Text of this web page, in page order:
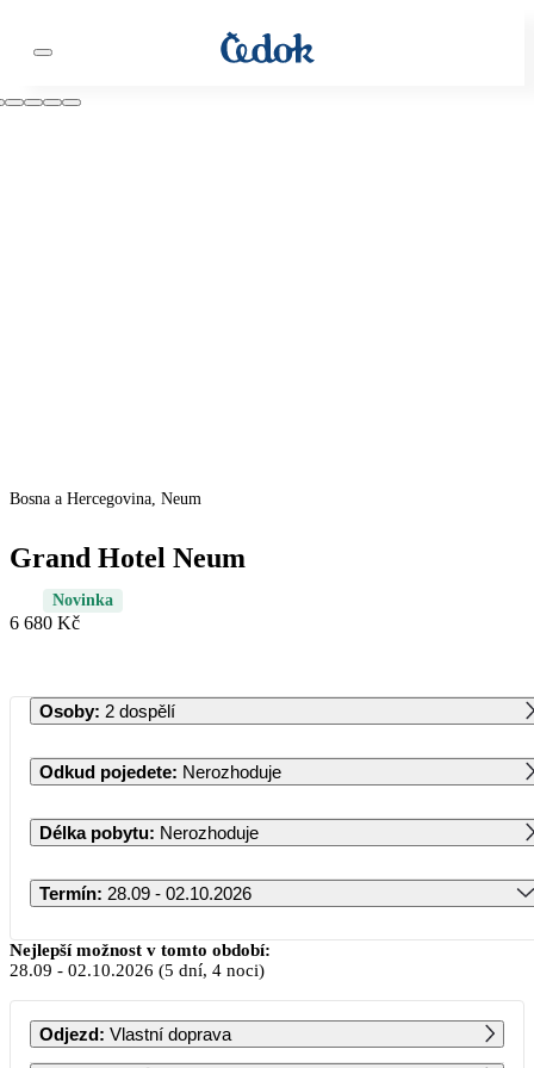
Bosna a Hercegovina, Neum
Grand Hotel Neum
Novinka
6 680 Kč
Osoby: 2 dospělí
Odkud pojedete: Nerozhoduje
Délka pobytu: Nerozhoduje
Termín: 28.09 - 02.10.2026
Září 2026
PO ÚT ST ČT PÁ SO NE
Nejlepší možnost v tomto období:
28.09 - 02.10.2026 (5 dní, 4 noci)
Odjezd: Vlastní doprava